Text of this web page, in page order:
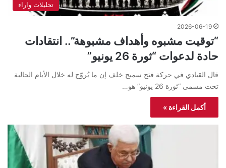
تحليلات واراء
2026-06-19
“توقيت مشبوه وأهداف مشبوهة”.. انتقادات
حادة لدعوات “ثورة 26 يونيو”
قال القيادي في حركة فتح سميح خلف إن ما يُروّج له خلال الأيام الحالية
تحت مسمى “ثورة 26 يونيو” هو…
أكمل القراءة »